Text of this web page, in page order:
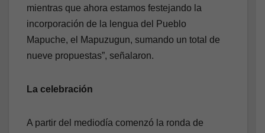
mientras que ahora estamos festejando la
incorporación de la lengua del Pueblo
Mapuche, el Mapuzugun, sumando un total de
nueve propuestas”, señalaron.
La celebración
A partir del mediodía comenzó la ronda de